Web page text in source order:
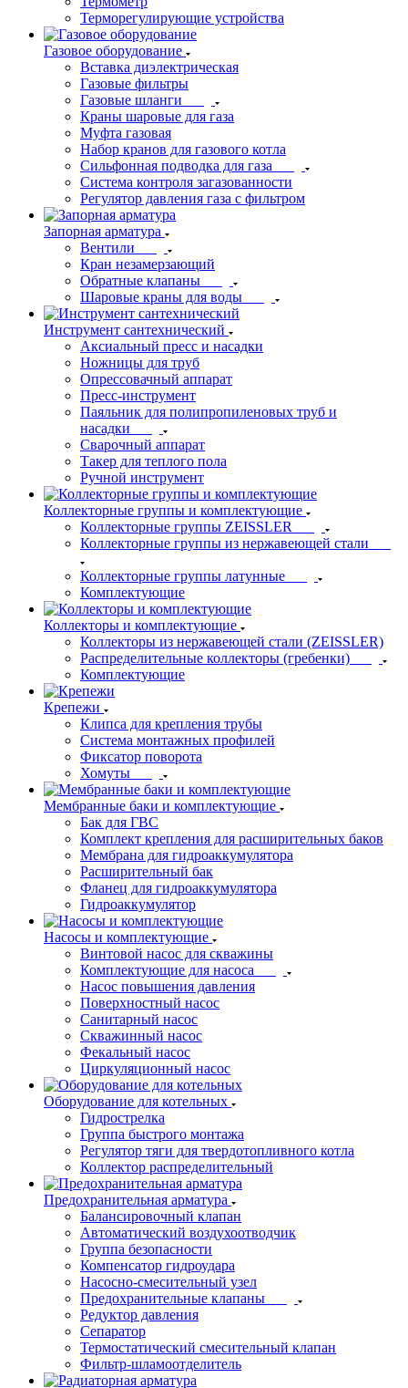
Терморегулирующие устройства
Газовое оборудование
Вставка диэлектрическая
Газовые фильтры
Газовые шланги
Краны шаровые для газа
Муфта газовая
Набор кранов для газового котла
Сильфонная подводка для газа
Система контроля загазованности
Регулятор давления газа с фильтром
Запорная арматура
Вентили
Кран незамерзающий
Обратные клапаны
Шаровые краны для воды
Инструмент сантехнический
Аксиальный пресс и насадки
Ножницы для труб
Опрессовачный аппарат
Пресс-инструмент
Паяльник для полипропиленовых труб и
насадки
Сварочный аппарат
Такер для теплого пола
Ручной инструмент
Коллекторные группы и комплектующие
Коллекторные группы ZEISSLER
Коллекторные группы из нержавеющей стали
Коллекторные группы латунные
Комплектующие
Коллекторы и комплектующие
Коллекторы из нержавеющей стали (ZEISSLER)
Распределительные коллекторы (гребенки)
Комплектующие
Крепежи
Клипса для крепления трубы
Система монтажных профилей
Фиксатор поворота
Хомуты
Мембранные баки и комплектующие
Бак для ГВС
Комплект крепления для расширительных баков
Мембрана для гидроаккумулятора
Расширительный бак
Фланец для гидроаккумулятора
Гидроаккумулятор
Насосы и комплектующие
Винтовой насос для скважины
Комплектующие для насоса
Насос повышения давления
Поверхностный насос
Санитарный насос
Скважинный насос
Фекальный насос
Циркуляционный насос
Оборудование для котельных
Гидрострелка
Группа быстрого монтажа
Регулятор тяги для твердотопливного котла
Коллектор распределительный
Предохранительная арматура
Балансировочный клапан
Автоматический воздухоотводчик
Группа безопасности
Компенсатор гидроудара
Насосно-смесительный узел
Предохранительные клапаны
Редуктор давления
Сепаратор
Термостатический смесительный клапан
Фильтр-шламоотделитель